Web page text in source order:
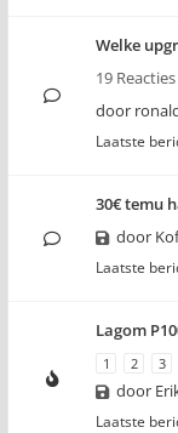
Welke
19
door
Laatste
30€ temu
door
Laatste
Lagom
1 2 3
door
Laatste